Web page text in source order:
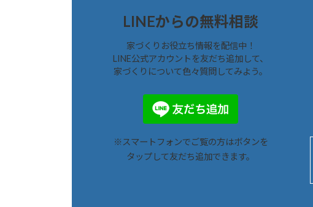
LINEからの無料相談
家づくりお役立ち情報を配信中！
LINE公式アカウントを友だち追加して、
家づくりについて色々質問してみよう。
※スマートフォンでご覧の方はボタンを
タップして友だち追加できます。